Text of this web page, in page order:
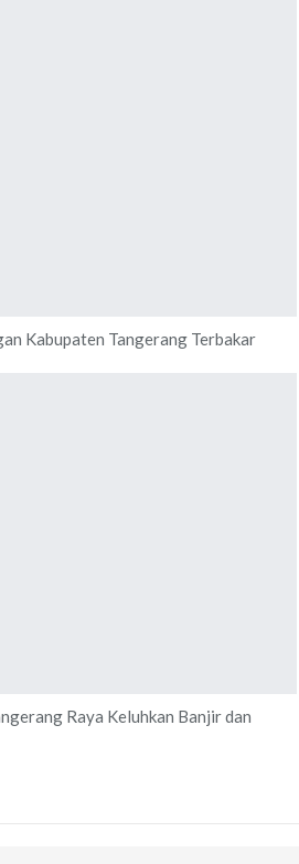
Kabupaten Tangerang Terbakar
Raya Keluhkan Banjir dan